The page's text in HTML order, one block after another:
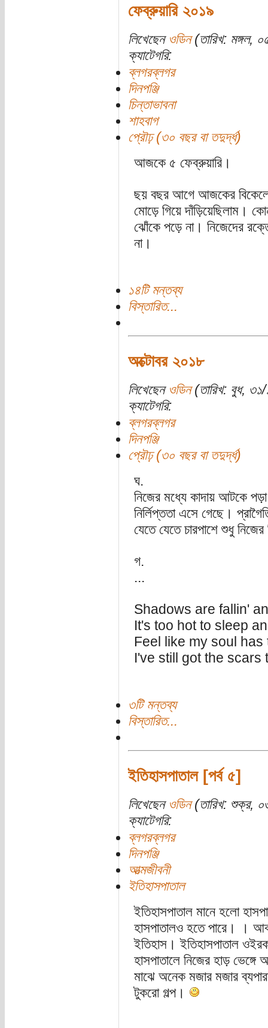
ফেব্রুয়ারি ২০১৯
লিখেছেন ওডিন(তারিখ: মঙ্গল,
ক্যাটেগরি:
ব্লগরব্লগর
দিনপঞ্জি
চিন্তাভাবনা
শাহবাগ
প্রৌঢ় (৩০ বছর বা তদুর্দ্ধ)
আজকে ৫ ফেব্রুয়ারি।
ছয় বছর আগে আজকের বিকেলে
মোড়ে গিয়ে দাঁড়িয়েছিলাম।
ঝোঁকে পড়ে না। নিজেদের
না।
১৪টি মন্তব্য
বিস্তারিত...
অক্টোবর ২০১৮
লিখেছেন ওডিন(তারিখ: বুধ, ৩১/
ক্যাটেগরি:
ব্লগরব্লগর
দিনপঞ্জি
প্রৌঢ় (৩০ বছর বা তদুর্দ্ধ)
ঘ.
নিজের মধ্যে কাদায় আটকে
নির্লিপ্ততা এসে গেছে।
যেতে যেতে চারপাশে শুধু
গ.
...
Shadows are fallin'
It's too hot to sleep
Feel like my soul has
I've still got the scars
৩টি মন্তব্য
বিস্তারিত...
ইতিহাসপাতাল [পর্ব ৫]
লিখেছেন ওডিন(তারিখ: শুক্র,
ক্যাটেগরি:
ব্লগরব্লগর
দিনপঞ্জি
আত্মজীবনী
ইতিহাসপাতাল
ইতিহাসপাতাল মানে হলো
হাসপাতালও হতে পারে। ।
ইতিহাস। ইতিহাসপাতাল
হাসপাতালে নিজের হাড়
মাঝে অনেক মজার মজার
টুকরো গল্প।